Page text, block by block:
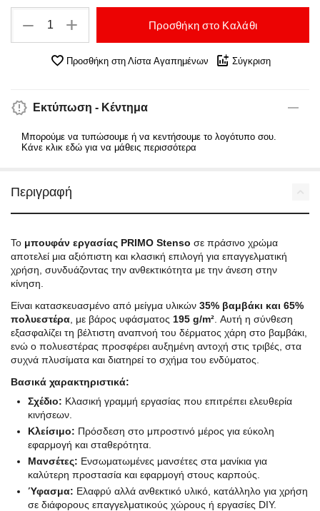
+
− Προσθήκη στο Καλάθι
Προσθήκη στη Λίστα Αγαπημένων Σύγκριση
Εκτύπωση - Κέντημα
Μπορούμε να τυπώσουμε ή να κεντήσουμε το λογότυπο σου.
Κάνε κλικ εδώ για να μάθεις περισσότερα
Περιγραφή
To μπουφάν εργασίας PRIMO Stenso σε πράσινο χρώμα
αποτελεί μια αξιόπιστη και κλασική επιλογή για επαγγελματική
χρήση, συνδυάζοντας την ανθεκτικότητα με την άνεση στην
κίνηση.
Είναι κατασκευασμένο από μείγμα υλικών 35% βαμβάκι και 65%
πολυεστέρα , με βάρος υφάσματος 195 g/m² . Αυτή η σύνθεση
εξασφαλίζει τη βέλτιστη αναπνοή του δέρματος χάρη στο βαμβάκι,
ενώ ο πολυεστέρας προσφέρει αυξημένη αντοχή στις τριβές, στα
συχνά πλυσίματα και διατηρεί το σχήμα του ενδύματος.
Βασικά χαρακτηριστικά:
Σχέδιο: Κλασική γραμμή εργασίας που επιτρέπει ελευθερία
κινήσεων.
Κλείσιμο: Πρόσδεση στο μπροστινό μέρος για εύκολη
εφαρμογή και σταθερότητα.
Μανσέτες: Ενσωματωμένες μανσέτες στα μανίκια για
καλύτερη προστασία και εφαρμογή στους καρπούς.
Ύφασμα: Ελαφρύ αλλά ανθεκτικό υλικό, κατάλληλο για χρήση
σε διάφορους επαγγελματικούς χώρους ή εργασίες DIY.